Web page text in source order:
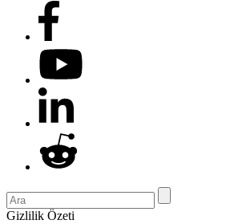
Gizlilik Özeti